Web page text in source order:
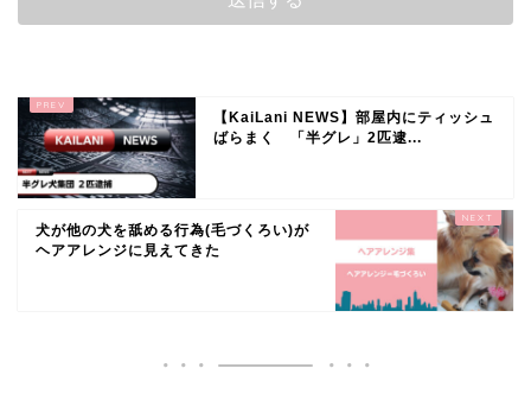
【KaiLani NEWS】部屋内にティッシュ
ばらまく 「半グレ」2匹逮...
犬が他の犬を舐める行為(毛づくろい)が
ヘアアレンジに見えてきた